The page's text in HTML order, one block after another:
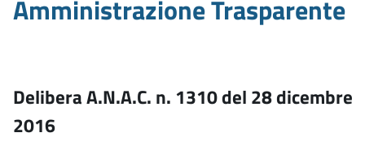
Amministrazione Trasparente
Delibera A.N.A.C. n. 1310 del 28 dicembre
2016